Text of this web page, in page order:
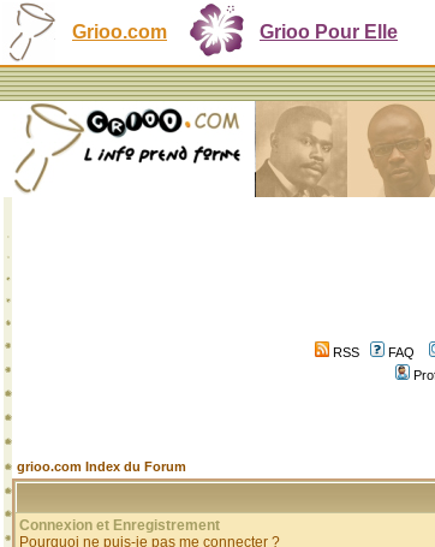
Grioo.com Grioo Pour Elle
RSS FAQ
grioo.com Index du Forum
Connexion et Enregistrement
Pourquoi ne puis-je pas me connecter ?